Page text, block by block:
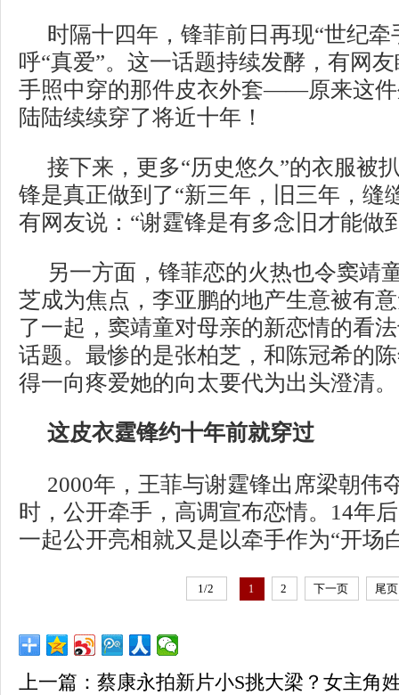
时隔十四年，锋菲前日再现“世纪
呼“真爱”。这一话题持续发酵，有网
手照中穿的那件皮衣外套——原来这
陆陆续续穿了将近十年！
接下来，更多“历史悠久”的衣服被
锋是真正做到了“新三年，旧三年，缝
有网友说：“谢霆锋是有多念旧才能做
另一方面，锋菲恋的火热也令窦靖
芝成为焦点，李亚鹏的地产生意被有
了一起，窦靖童对母亲的新恋情的看
话题。最惨的是张柏芝，和陈冠希的
得一向疼爱她的向太要代为出头澄清。
这皮衣霆锋约十年前就穿过
2000年，王菲与谢霆锋出席梁朝伟
时，公开牵手，高调宣布恋情。14年
一起公开亮相就又是以牵手作为“开场
1/2 1 2 下一页 尾页
上一篇： 蔡康永拍新片小S挑大梁？女主角